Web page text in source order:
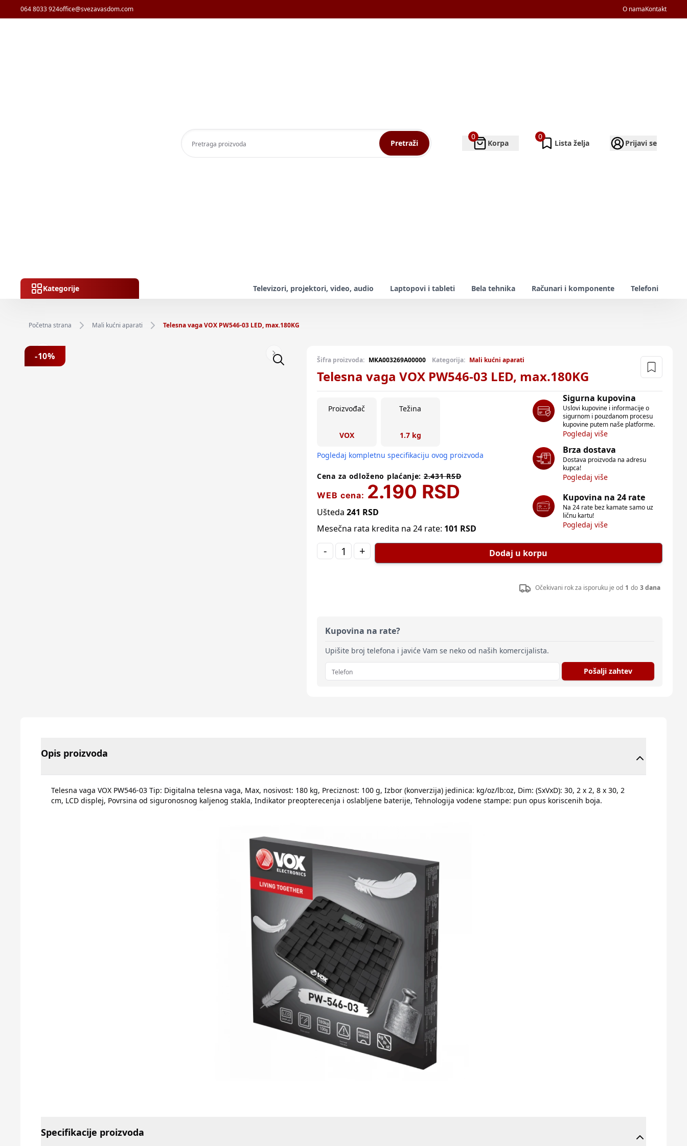
064 8033 924office@svezavasdom.com O namaKontakt
Pretraži
0
Korpa
0
Lista želja Prijavi se
Kategorije Televizori, projektori, video, audio Laptopovi i tableti Bela tehnika Računari i komponente Telefoni
Početna strana Mali kućni aparati Telesna vaga VOX PW546-03 LED, max.180KG
Previous slide Next slide
-10% Šifra proizvoda: MKA003269A00000 Kategorija: Mali kućni aparati
Telesna vaga VOX PW546-03 LED, max.180KG
Proizvođač
VOX
Težina
1.7 kg
Pogledaj kompletnu specifikaciju ovog proizvoda
Cena za odloženo plaćanje: 2.431RSD
WEB cena: 2.190 RSD
Ušteda 241 RSD
Mesečna rata kredita na 24 rate: 101 RSD
Sigurna kupovina
Uslovi kupovine i informacije o
sigurnom i pouzdanom procesu
kupovine putem naše platforme.
Pogledaj više
Brza dostava
Dostava proizvoda na adresu
kupca!
Pogledaj više
Kupovina na 24 rate
Na 24 rate bez kamate samo uz
ličnu kartu!
Pogledaj više
- + Dodaj u korpu
Očekivani rok za isporuku je od 1 do 3 dana
Kupovina na rate?
Upišite broj telefona i javiće Vam se neko od naših komercijalista.
Pošalji zahtev
Opis proizvoda
Telesna vaga VOX PW546-03 Tip: Digitalna telesna vaga, Max, nosivost: 180 kg, Preciznost: 100 g, Izbor (konverzija) jedinica: kg/oz/lb:oz, Dim: (SxVxD): 30, 2 x 2, 8 x 30, 2
cm, LCD displej, Povrsina od siguronosnog kaljenog stakla, Indikator preopterecenja i oslabljene baterije, Tehnologija vodene stampe: pun opus koriscenih boja.
Specifikacije proizvoda